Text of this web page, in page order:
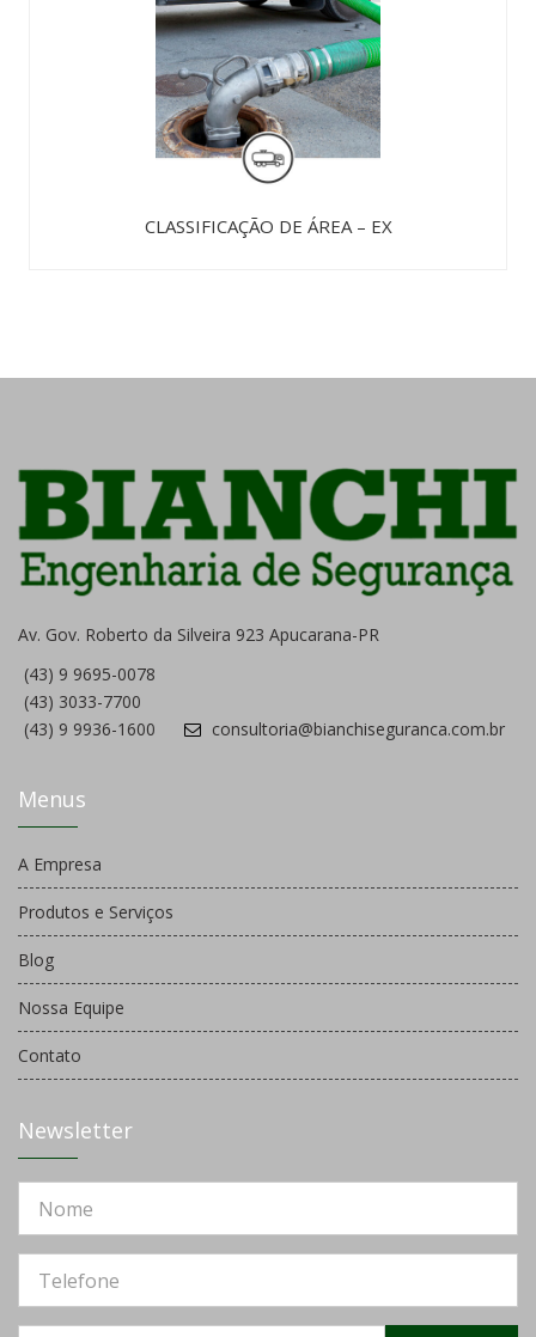
CLASSIFICAÇÃO DE ÁREA – EX
Av. Gov. Roberto da Silveira 923 Apucarana-PR
(43) 9 9695-0078
(43) 3033-7700
(43) 9 9936-1600
consultoria@bianchiseguranca.com.br
Menus
A Empresa
Produtos e Serviços
Blog
Nossa Equipe
Contato
Newsletter